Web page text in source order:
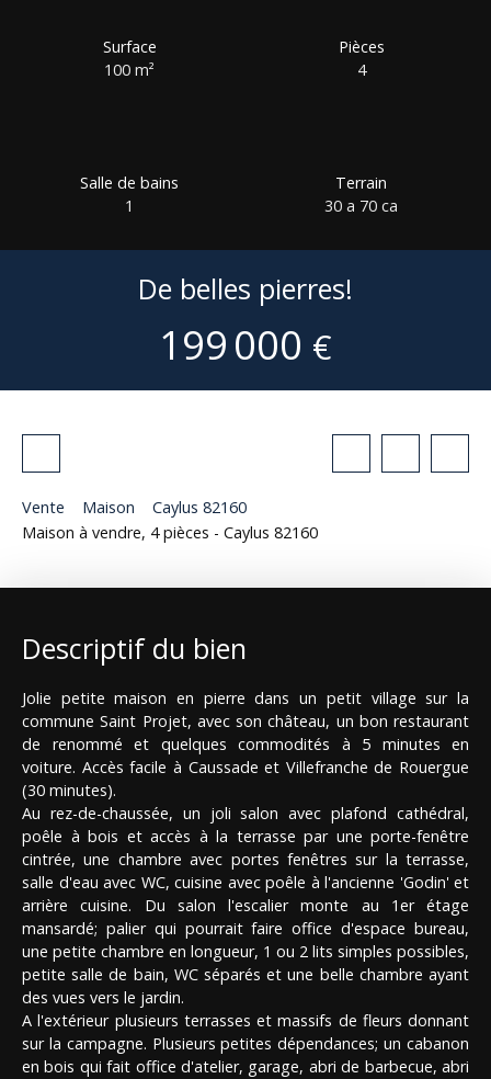
Surface
100m²
Pièces
4
Salle de bains
1
Terrain
30 a 70 ca
De belles pierres!
199 000 €
Vente Maison
Caylus 82160
Maison à vendre, 4 pièces - Caylus 82160
Descriptif du bien
Jolie petite maison en pierre dans un petit village sur la
commune Saint Projet, avec son château, un bon restaurant
de renommé et quelques commodités à 5 minutes en
voiture. Accès facile à Caussade et Villefranche de Rouergue
(30 minutes).
Au rez-de-chaussée, un joli salon avec plafond cathédral,
poêle à bois et accès à la terrasse par une porte-fenêtre
cintrée, une chambre avec portes fenêtres sur la terrasse,
salle d'eau avec WC, cuisine avec poêle à l'ancienne 'Godin' et
arrière cuisine. Du salon l'escalier monte au 1er étage
mansardé; palier qui pourrait faire office d'espace bureau,
une petite chambre en longueur, 1 ou 2 lits simples possibles,
petite salle de bain, WC séparés et une belle chambre ayant
des vues vers le jardin.
A l'extérieur plusieurs terrasses et massifs de fleurs donnant
sur la campagne. Plusieurs petites dépendances; un cabanon
en bois qui fait office d'atelier, garage, abri de barbecue, abri